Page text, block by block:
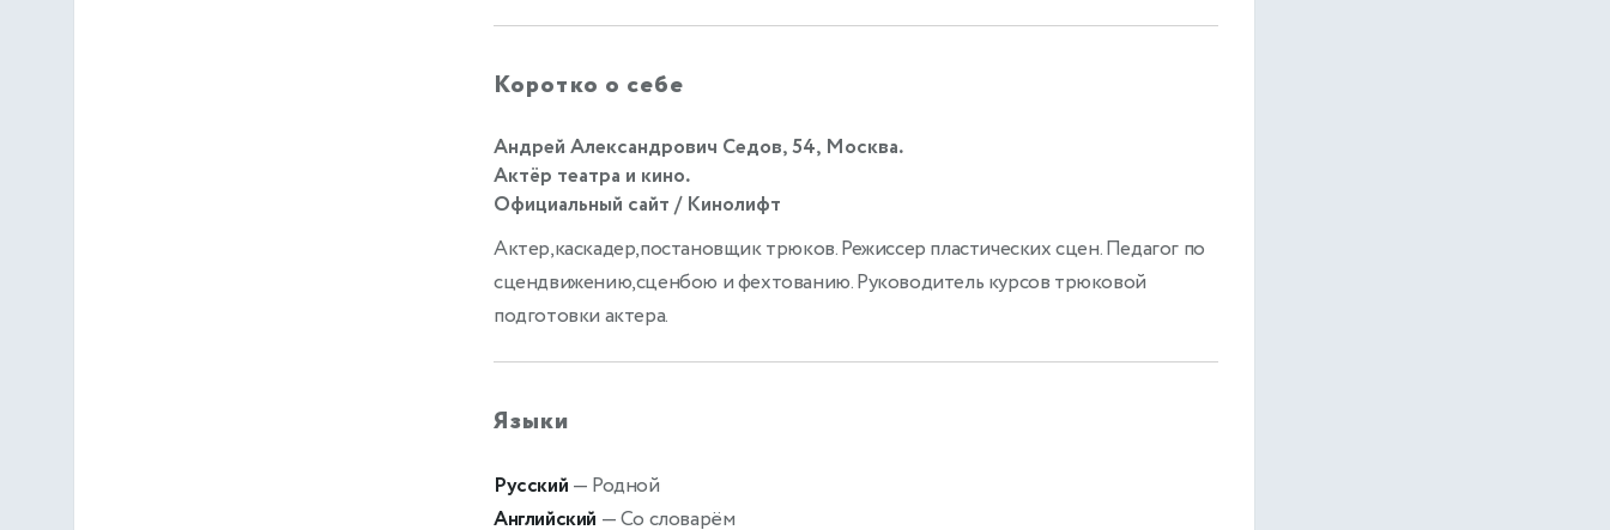
Коротко о себе
Андрей Александрович Седов, 54, Москва.
Актёр театра и кино.
Официальный сайт / Кинолифт
Актер,каскадер,постановщик трюков. Режиссер пластических сцен. Педагог по
сцендвижению,сценбою и фехтованию. Руководитель курсов трюковой
подготовки актера.
Языки
Русский — Родной
Английский — Со словарём